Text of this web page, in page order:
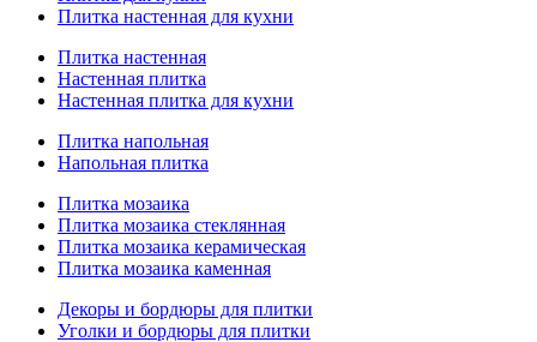
Плитка настенная для кухни
Плитка настенная
Настенная плитка
Настенная плитка для кухни
Плитка напольная
Напольная плитка
Плитка мозаика
Плитка мозаика стеклянная
Плитка мозаика керамическая
Плитка мозаика каменная
Декоры и бордюры для плитки
Уголки и бордюры для плитки